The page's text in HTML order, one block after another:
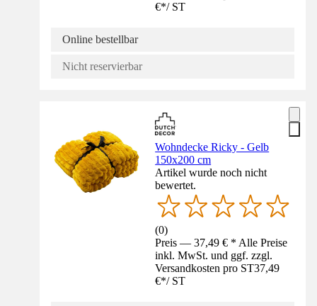
€*/ ST
Online bestellbar
Nicht reservierbar
Wohndecke Ricky - Gelb
150x200 cm
Artikel wurde noch nicht
bewertet.
(0)
Preis — 37,49 € * Alle Preise
inkl. MwSt. und ggf. zzgl.
Versandkosten pro ST37,49
€*/ ST